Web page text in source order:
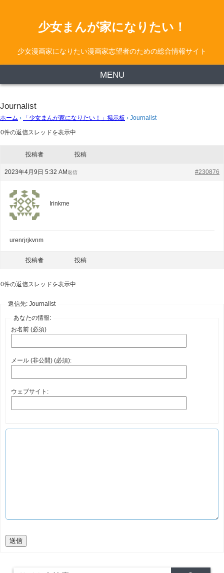
少女まんが家になりたい！
少女漫画家になりたい漫画家志望者のための総合情報サイト
MENU
Journalist
ホーム › 「少女まんが家になりたい！」掲示板 › Journalist
0件の返信スレッドを表示中
投稿者 投稿
2023年4月9日 5:32 AM #230876
返信
Irinkme
urenrjrjkvnm
投稿者 投稿
0件の返信スレッドを表示中
返信先: Journalist
あなたの情報:
お名前 (必須)
メール (非公開) (必須):
ウェブサイト:
送信